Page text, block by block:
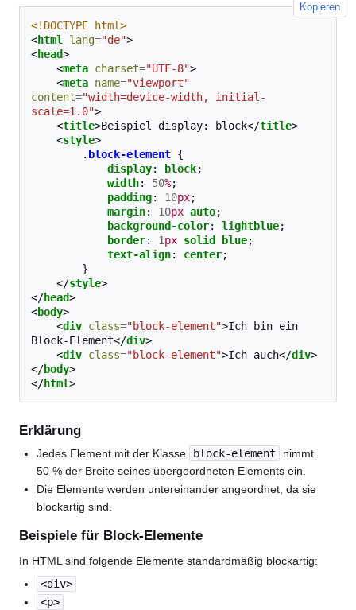
<!DOCTYPE html>
<html lang="de">
<head>
<meta charset="UTF-8">
<meta name="viewport"
content="width=device-width, initial-
scale=1.0">
<title>Beispiel display: block</title>
<style>
. block-element {
display: block;
width: 50%;
padding: 10px;
margin: 10px auto;
background-color: lightblue;
border: 1px solid blue;
text-align: center;
}
</style>
</head>
<body>
<div class="block-element">Ich bin ein
Block-Element</div>
<div class="block-element">Ich auch</div>
</body>
</html>
Kopieren
Erklärung
Jedes Element mit der Klasse block-element
nimmt
50 % der Breite seines übergeordneten Elements ein.
Die Elemente werden untereinander angeordnet, da sie
blockartig sind.
Beispiele für Block-Elemente
In HTML sind folgende Elemente standardmäßig blockartig:
<div>
<p>